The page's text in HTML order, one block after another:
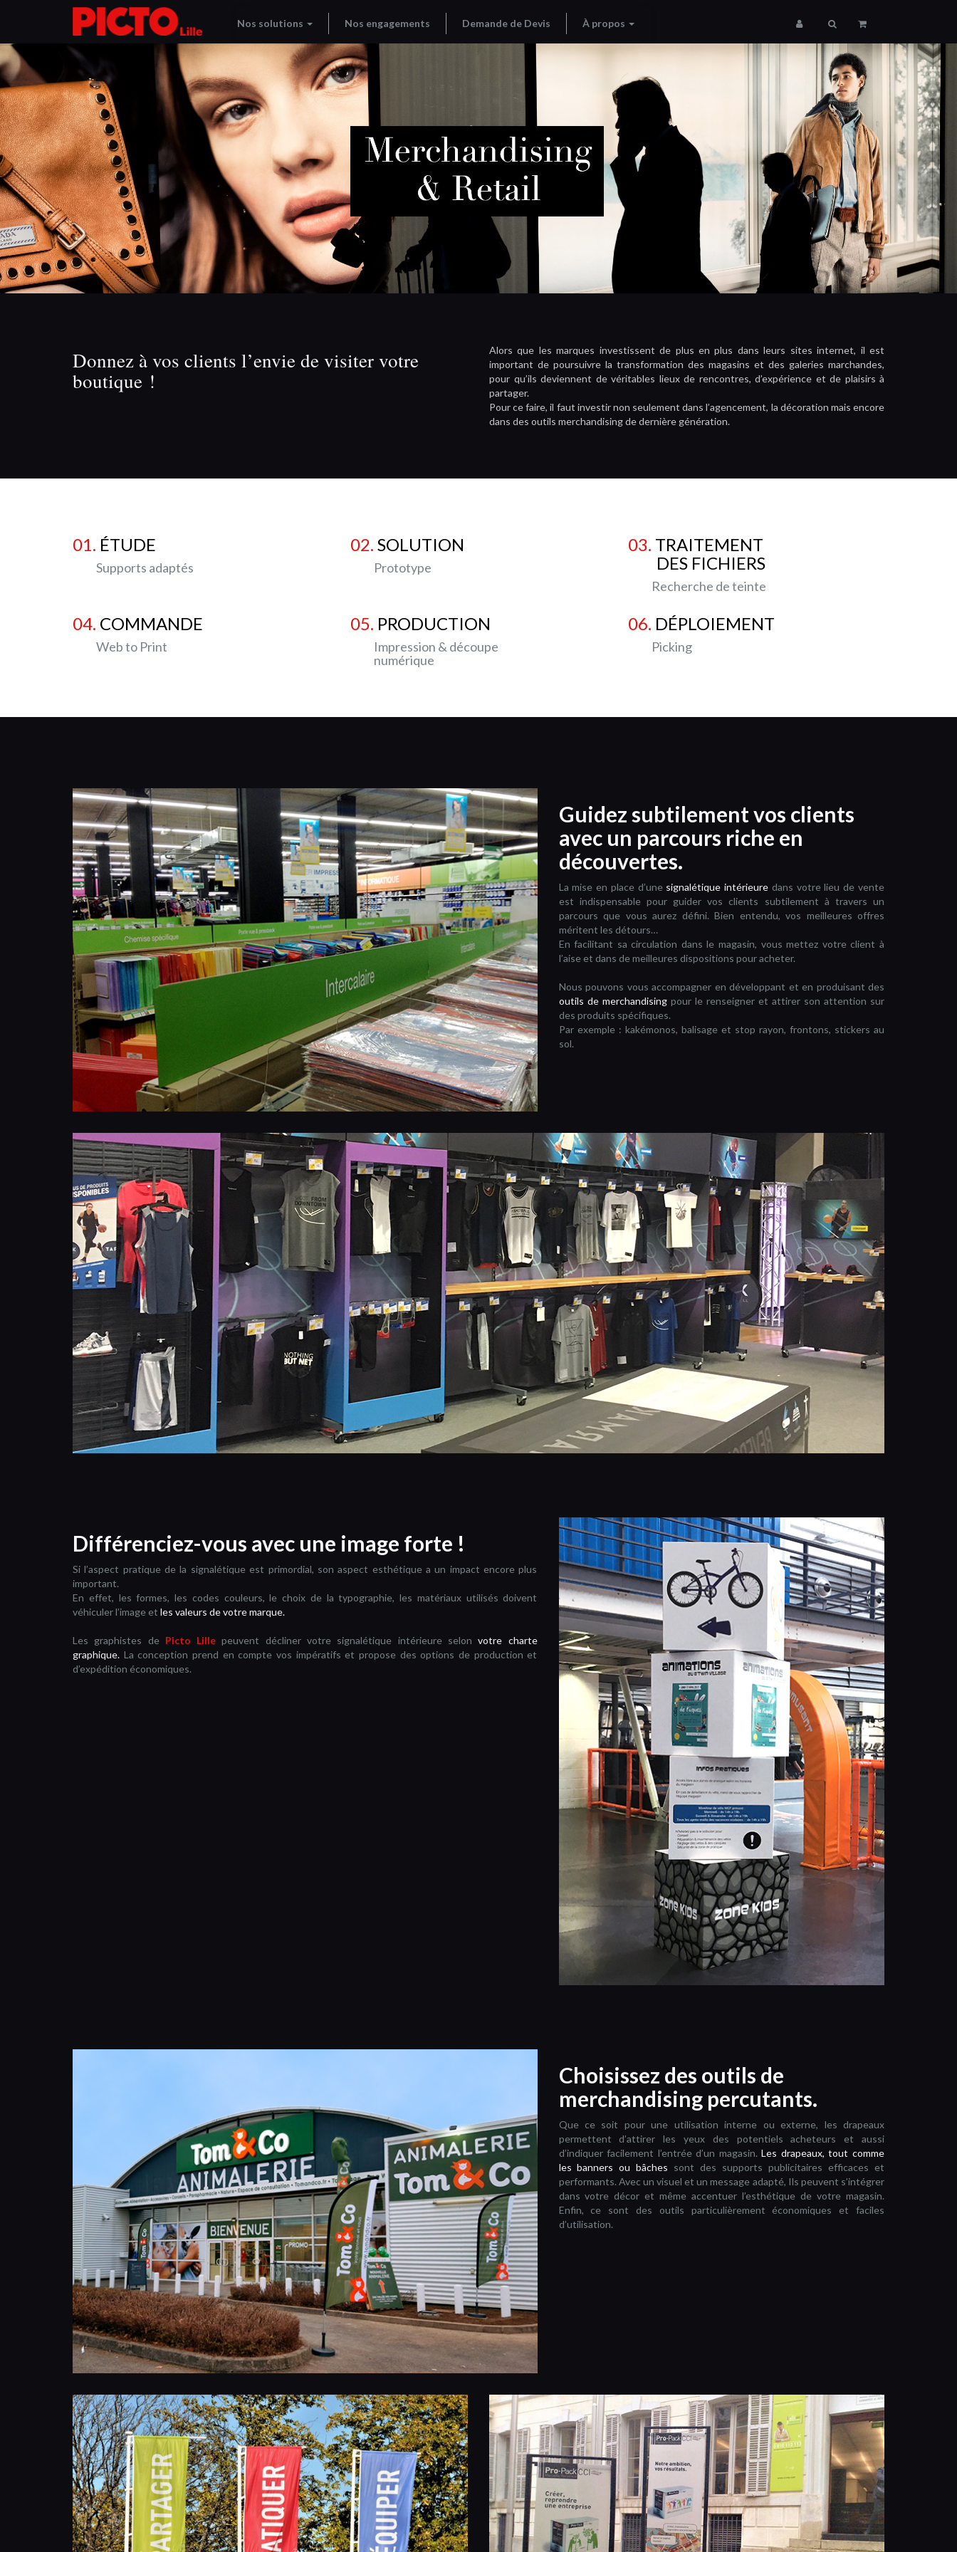
Nos solutions Nos engagements Demande de Devis À propos
Par Univers Merchandising & Retail
Donnez à vos clients l’envie de visiter votre
boutique !
Alors que les marques investissent de plus en plus dans leurs sites internet, il est
important de poursuivre la transformation des magasins et des galeries marchandes,
pour qu’ils deviennent de véritables lieux de rencontres, d’expérience et de plaisirs à
partager.
Pour ce faire, il faut investir non seulement dans l’agencement, la décoration mais encore
dans des outils merchandising de dernière génération.
01. ÉTUDE
Supports adaptés
02. SOLUTION
Prototype
03. TRAITEMENT
DES FICHIERS
Recherche de teinte
04. COMMANDE
Web to Print
05. PRODUCTION
Impression & découpe
numérique
06. DÉPLOIEMENT
Picking
Guidez subtilement vos clients
avec un parcours riche en
découvertes.
La mise en place d’une signalétique intérieure dans votre lieu de vente
est indispensable pour guider vos clients subtilement à travers un
parcours que vous aurez défini. Bien entendu, vos meilleures offres
méritent les détours…
En facilitant sa circulation dans le magasin, vous mettez votre client à
l’aise et dans de meilleures dispositions pour acheter.
Nous pouvons vous accompagner en développant et en produisant des
outils de merchandisingpour le renseigner et attirer son attention sur
des produits spécifiques.
Par exemple : kakémonos, balisage et stop rayon, frontons, stickers au
sol.
Différenciez-vous avec une image forte !
Si l’aspect pratique de la signalétique est primordial, son aspect esthétique a un impact encore plus
important.
En effet, les formes, les codes couleurs, le choix de la typographie, les matériaux utilisés doivent
véhiculer l’image et les valeurs de votre marque.
Les graphistes de Picto Lille peuvent décliner votre signalétique intérieure selonvotre charte
graphique. La conception prend en compte vos impératifs et propose des options de production et
d’expédition économiques.
Choisissez des outils de
merchandising percutants.
Que ce soit pour une utilisation interne ou externe, les drapeaux
permettent d’attirer les yeux des potentiels acheteurs et aussi
d’indiquer facilement l’entrée d’un magasin.Les drapeaux, tout comme
les banners ou bâches sont des supports publicitaires efficaces et
performants. Avec un visuel et un message adapté, Ils peuvent s’intégrer
dans votre décor et même accentuer l’esthétique de votre magasin.
Enfin, ce sont des outils particulièrement économiques et faciles
d’utilisation.